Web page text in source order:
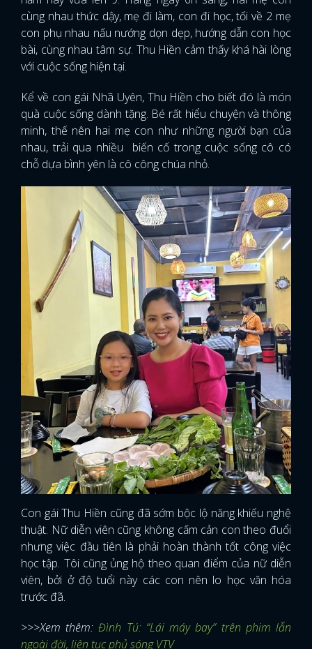
ĐĂNG NHẬP
cùng nhau thức dậy, mẹ đi làm, con đi học, tối về 2 mẹ
con phụ nhau nấu nướng dọn dẹp, hướng dẫn con học
bài, cùng nhau tâm sự. Thu Hiền cảm thấy khá hài lòng
với cuộc sống hiện tại.
Kể về con gái Nhã Uyên, Thu Hiền cho biết đó là món
quà cuộc sống dành tặng. Bé rất hiểu chuyện và thông
minh, thế nên hai mẹ con như những người bạn của
nhau, trải qua nhiều biến cố trong cuộc sống cô có
chỗ dựa bình yên là cô công chúa nhỏ.
Con gái Thu Hiền cũng đã sớm bộc lộ năng khiếu nghệ
thuật. Nữ diễn viên cũng không cấm cản con theo đuổi
nhưng việc đầu tiên là phải hoàn thành tốt công việc
học tập. Tôi cũng ủng hộ theo quan điểm của nữ diễn
viên, bởi ở độ tuổi này các con nên lo học văn hóa
trước đã.
>>>Xem thêm:Đình Tú: “Lái máy bay” trên phim lẫn
ngoài đời, liên tục phủ sóng VTV